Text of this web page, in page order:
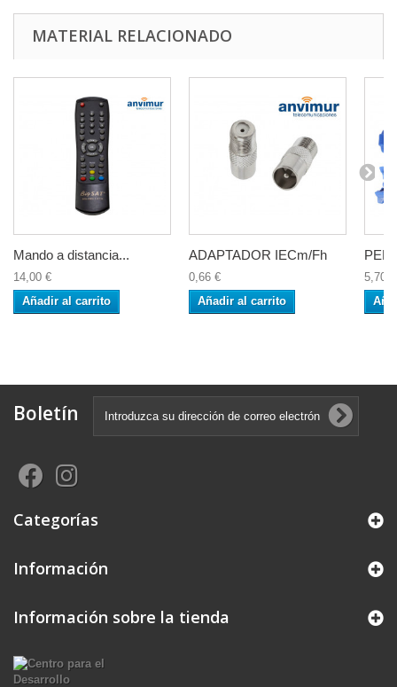
MATERIAL RELACIONADO
Mando a distancia...
14,00 €
Añadir al carrito
ADAPTADOR IECm/Fh
0,66 €
Añadir al carrito
5,70 €
Boletín
Categorías
Información
Información sobre la tienda